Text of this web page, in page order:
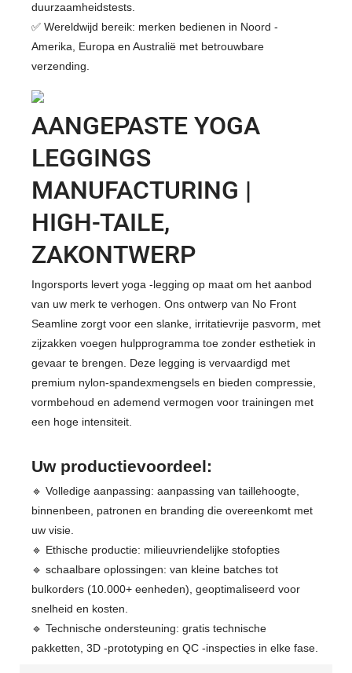
duurzaamheidstests.
✅ Wereldwijd bereik: merken bedienen in Noord -
Amerika, Europa en Australië met betrouwbare
verzending.
AANGEPASTE YOGA
LEGGINGS
MANUFACTURING |
HIGH-TAILE,
ZAKONTWERP
Ingorsports levert yoga -legging op maat om het aanbod
van uw merk te verhogen. Ons ontwerp van No Front
Seamline zorgt voor een slanke, irritatievrije pasvorm, met
zijzakken voegen hulpprogramma toe zonder esthetiek in
gevaar te brengen. Deze legging is vervaardigd met
premium nylon-spandexmengsels en bieden compressie,
vormbehoud en ademend vermogen voor trainingen met
een hoge intensiteit.
Uw productievoordeel:
🔹 Volledige aanpassing: aanpassing van taillehoogte,
binnenbeen, patronen en branding die overeenkomt met
uw visie.
🔹 Ethische productie: milieuvriendelijke stofopties
🔹 schaalbare oplossingen: van kleine batches tot
bulkorders (10.000+ eenheden), geoptimaliseerd voor
snelheid en kosten.
🔹 Technische ondersteuning: gratis technische
pakketten, 3D -prototyping en QC -inspecties in elke fase.